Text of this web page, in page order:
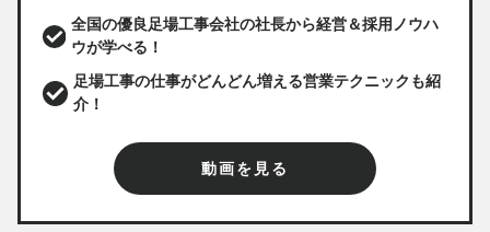
全国の優良足場工事会社の社長から経営＆採用ノウハ
ウが学べる！
足場工事の仕事がどんどん増える営業テクニックも紹
介！
動画を見る